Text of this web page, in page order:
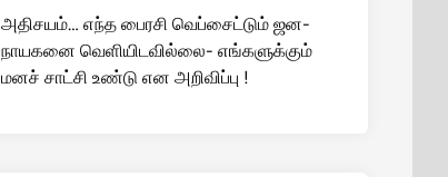
அதிசயம்… எந்த பைரசி வெப்சைட்டும் ஜன-
நாயகனை வெளியிடவில்லை- எங்களுக்கும்
மனச் சாட்சி உண்டு என அறிவிப்பு !